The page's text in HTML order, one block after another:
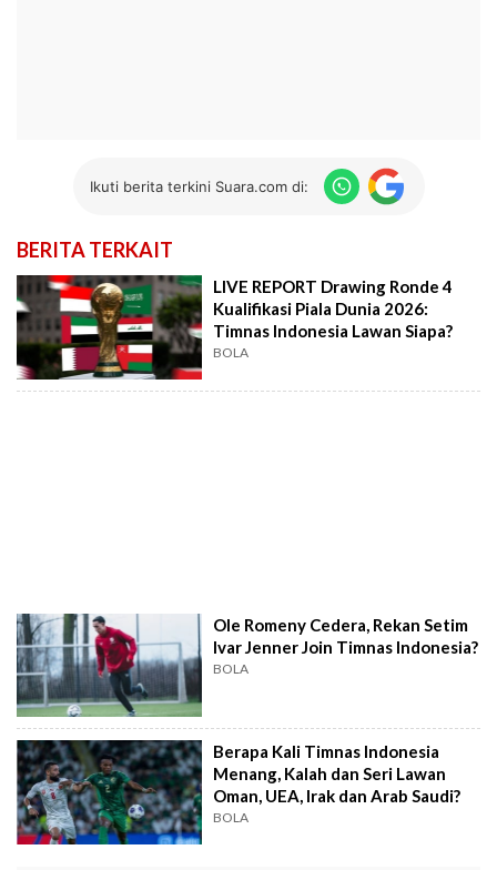
Ikuti berita terkini Suara.com di:
BERITA TERKAIT
LIVE REPORT Drawing Ronde 4
Kualifikasi Piala Dunia 2026:
Timnas Indonesia Lawan Siapa?
BOLA
Ole Romeny Cedera, Rekan Setim
Ivar Jenner Join Timnas Indonesia?
BOLA
Berapa Kali Timnas Indonesia
Menang, Kalah dan Seri Lawan
Oman, UEA, Irak dan Arab Saudi?
BOLA